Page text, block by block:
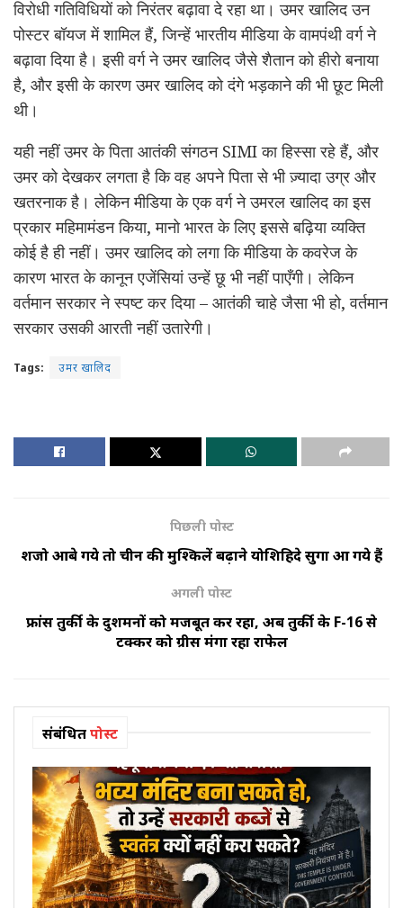
विरोधी गतिविधियों को निरंतर बढ़ावा दे रहा था। उमर खालिद उन
पोस्टर बॉयज में शामिल हैं, जिन्हें भारतीय मीडिया के वामपंथी वर्ग ने
बढ़ावा दिया है। इसी वर्ग ने उमर खालिद जैसे शैतान को हीरो बनाया
है, और इसी के कारण उमर खालिद को दंगे भड़काने की भी छूट मिली
थी।
यही नहीं उमर के पिता आतंकी संगठन SIMI का हिस्सा रहे हैं, और
उमर को देखकर लगता है कि वह अपने पिता से भी ज़्यादा उग्र और
खतरनाक है। लेकिन मीडिया के एक वर्ग ने उमरल खालिद का इस
प्रकार महिमामंडन किया, मानो भारत के लिए इससे बढ़िया व्यक्ति
कोई है ही नहीं। उमर खालिद को लगा कि मीडिया के कवरेज के
कारण भारत के कानून एजेंसियां उन्हें छू भी नहीं पाएँगी। लेकिन
वर्तमान सरकार ने स्पष्ट कर दिया – आतंकी चाहे जैसा भी हो, वर्तमान
सरकार उसकी आरती नहीं उतारेगी।
Tags: उमर खालिद
पिछली पोस्ट
शिंजो आबे गये तो चीन की मुश्किलें बढ़ाने योशिहिदे सुगा आ गये हैं
अगली पोस्ट
फ्रांस तुर्की के दुशमनों को मजबूत कर रहा, अब तुर्की के F-16 से
टक्‍कर को ग्रीस मंगा रहा राफेल
संबंधितपोस्ट